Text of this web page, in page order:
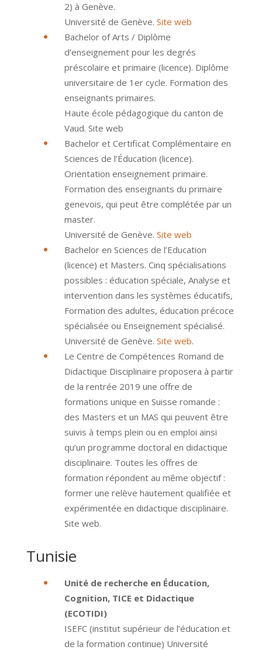
2) à Genève.
Université de Genève. Site web
Bachelor of Arts / Diplôme
d’enseignement pour les degrés
préscolaire et primaire (licence). Diplôme
universitaire de 1er cycle. Formation des
enseignants primaires.
Haute école pédagogique du canton de
Vaud. Site web
Bachelor et Certificat Complémentaire en
Sciences de l’Éducation (licence).
Orientation enseignement primaire.
Formation des enseignants du primaire
genevois, qui peut être complétée par un
master.
Université de Genève. Site web
Bachelor en Sciences de l’Education
(licence) et Masters. Cinq spécialisations
possibles : éducation spéciale, Analyse et
intervention dans les systèmes éducatifs,
Formation des adultes, éducation précoce
spécialisée ou Enseignement spécialisé.
Université de Genève. Site web.
Le Centre de Compétences Romand de
Didactique Disciplinaire proposera à partir
de la rentrée 2019 une offre de
formations unique en Suisse romande :
des Masters et un MAS qui peuvent être
suivis à temps plein ou en emploi ainsi
qu’un programme doctoral en didactique
disciplinaire. Toutes les offres de
formation répondent au même objectif :
former une relève hautement qualifiée et
expérimentée en didactique disciplinaire.
Site web.
Tunisie
Unité de recherche en Éducation,
Cognition, TICE et Didactique
(ECOTIDI)
ISEFC (institut supérieur de l’éducation et
de la formation continue) Université